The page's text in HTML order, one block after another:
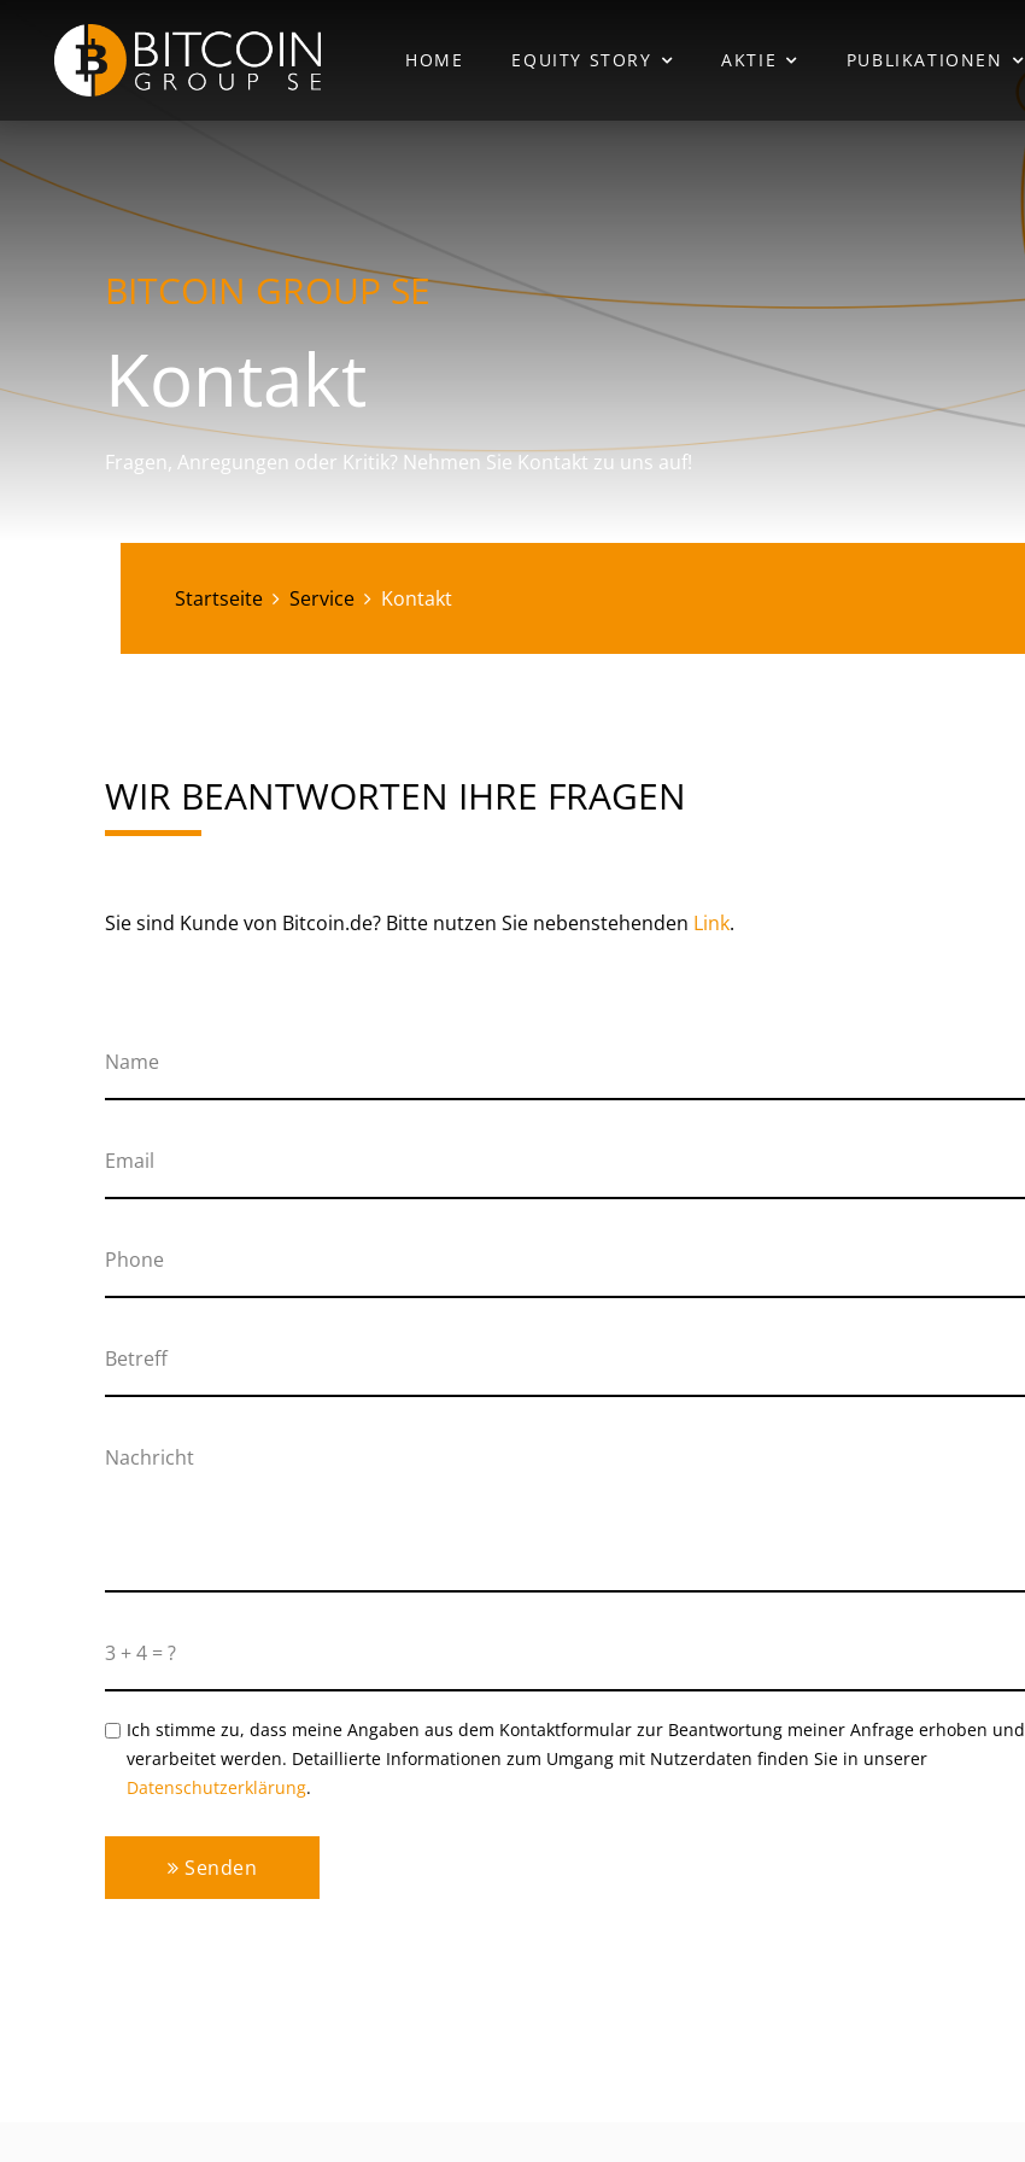
HOME EQUITY STORY AKTIE PUBLIKATIONEN
BITCOIN GROUP SE
Kontakt
Fragen, Anregungen oder Kritik? Nehmen Sie Kontakt zu uns auf!
Startseite Service Kontakt
WIR BEANTWORTEN IHRE FRAGEN
Sie sind Kunde von Bitcoin.de? Bitte nutzen Sie nebenstehenden Link.
Ich stimme zu, dass meine Angaben aus dem Kontaktformular zur Beantwortung meiner Anfrage erhoben und
verarbeitet werden. Detaillierte Informationen zum Umgang mit Nutzerdaten finden Sie in unserer
Datenschutzerklärung.
Senden